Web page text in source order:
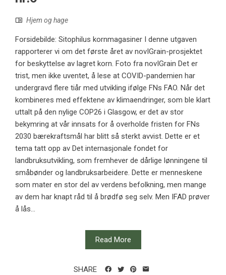
Hjem og hage
Forsidebilde: Sitophilus kornmagasiner I denne utgaven
rapporterer vi om det første året av novIGrain-prosjektet
for beskyttelse av lagret korn. Foto fra novIGrain Det er
trist, men ikke uventet, å lese at COVID-pandemien har
undergravd flere tiår med utvikling ifølge FNs FAO. Når det
kombineres med effektene av klimaendringer, som ble klart
uttalt på den nylige COP26 i Glasgow, er det av stor
bekymring at vår innsats for å overholde fristen for FNs
2030 bærekraftsmål har blitt så sterkt avvist. Dette er et
tema tatt opp av Det internasjonale fondet for
landbruksutvikling, som fremhever de dårlige lønningene til
småbønder og landbruksarbeidere. Dette er menneskene
som mater en stor del av verdens befolkning, men mange
av dem har knapt råd til å brødfø seg selv. Men IFAD prøver
å lås...
Read More
SHARE